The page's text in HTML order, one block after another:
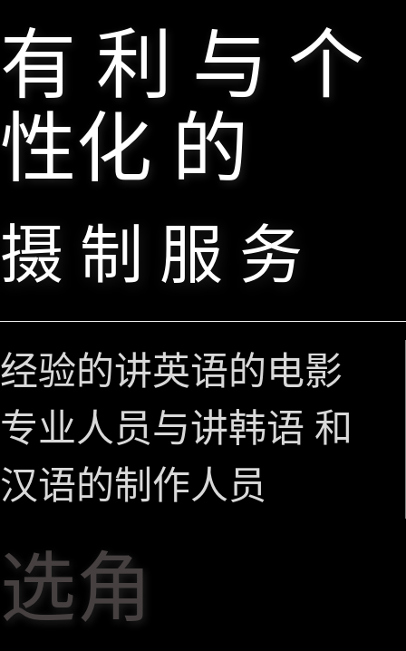
有 利 与 个
性化 的
摄 制 服 务
经验的讲英语的电影
专业人员与讲韩语 和
汉语的制作人员
选角